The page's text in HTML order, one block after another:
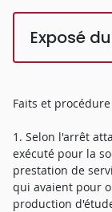
Exposé
Faits et procédure
1. Selon l'arrêt
exécuté pour la
prestation de
qui avaient pour
production